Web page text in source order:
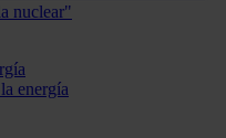
nuclear"